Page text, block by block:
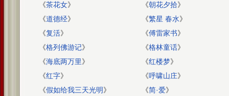
《茶花女》 《朝花夕拾》
《道德经》 《繁星 春水》
《复活》 《傅雷家书》
《格列佛游记》 《格林童话》
《海底两万里》 《红楼梦》
《红字》 《呼啸山庄》
《假如给我三天光明》 《简·爱》